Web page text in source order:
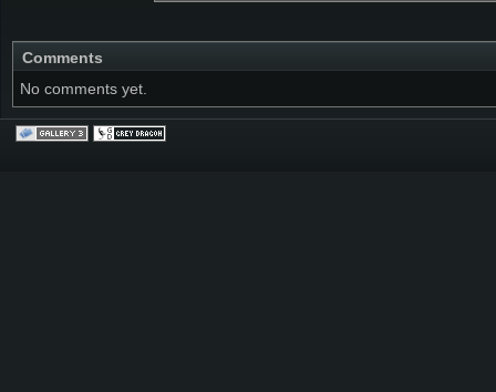
Comments
No comments yet.